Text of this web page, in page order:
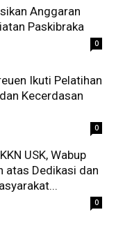
Anggaran
Paskibraka
0
Ikuti Pelatihan
Kecerdasan
0
USK, Wabup
atas Dedikasi dan
0